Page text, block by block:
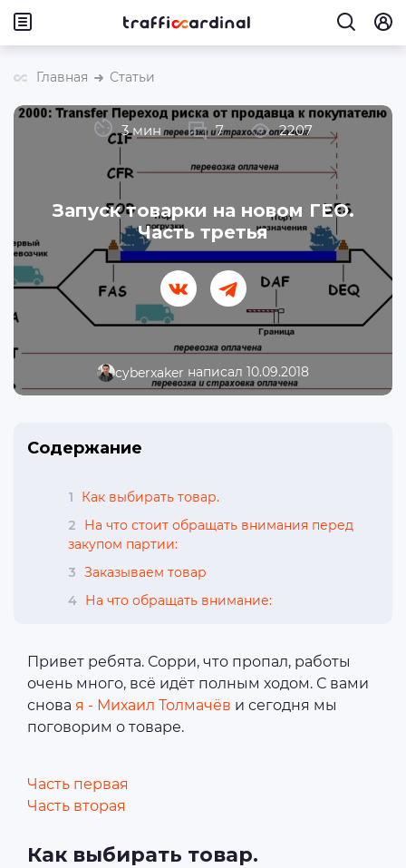
Главная Статьи
cyberxaker написал 10.09.2018
Запуск товарки на новом ГЕО.
Часть третья
3 мин 7 2207
Содержание
1
Как выбирать товар.
2
На что стоит обращать внимания перед
закупом партии:
3 Заказываем товар
4 На что обращать внимание:
Привет ребята. Сорри, что пропал, работы
очень много, всё идёт полным ходом. С вами
снова я - Михаил Толмачёв и сегодня мы
поговорим о товаре.
Часть первая
Часть вторая
Как выбирать товар.